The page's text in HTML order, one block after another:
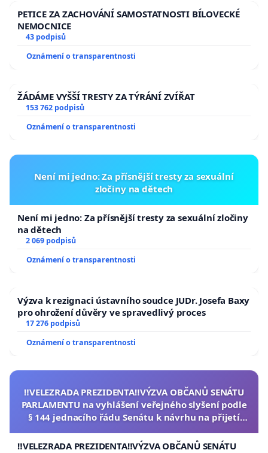
PETICE ZA ZACHOVÁNÍ SAMOSTATNOSTI BÍLOVECKÉ
NEMOCNICE
43 podpisů
Oznámení o transparentnosti
ŽÁDÁME VYŠŠÍ TRESTY ZA TÝRÁNÍ ZVÍŘAT
153 762 podpisů
Oznámení o transparentnosti
Není mi jedno: Za přísnější tresty za sexuální
zločiny na dětech
Není mi jedno: Za přísnější tresty za sexuální zločiny
na dětech
2 069 podpisů
Oznámení o transparentnosti
Výzva k rezignaci ústavního soudce JUDr. Josefa Baxy
pro ohrožení důvěry ve spravedlivý proces
17 276 podpisů
Oznámení o transparentnosti
‼️VELEZRADA PREZIDENTA‼️VÝZVA OBČANŮ SENÁTU
PARLAMENTU na vyhlášení veřejného slyšení podle
§ 144 jednacího řádu Senátu k návrhu na přijetí
republiky
‼️VELEZRADA PREZIDENTA‼️VÝZVA OBČANŮ SENÁTU